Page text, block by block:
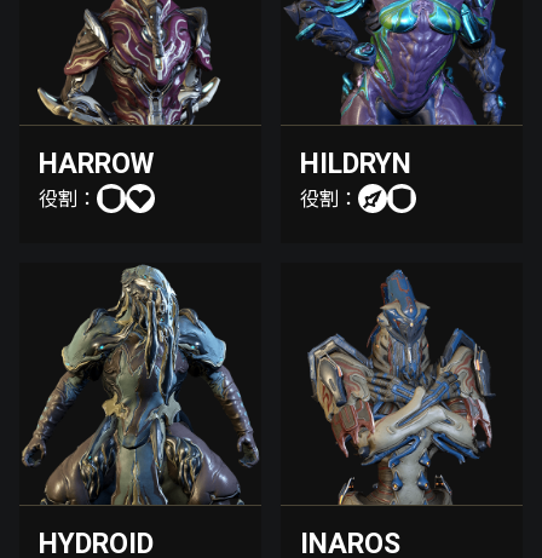
HARROW
役割：
HILDRYN
役割：
HYDROID INAROS